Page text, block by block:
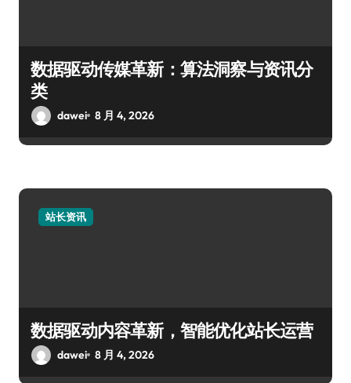
数据驱动传媒革新：算法洞察与资讯分
类
dawei 8 月 4, 2026
站长资讯
数据驱动内容革新，智能优化站长运营
dawei 8 月 4, 2026